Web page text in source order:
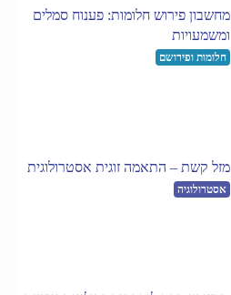
מחשבון פירוש חלומות: פענוח סמלים
ומשמעויות
חלומות ופירושם
מזל קשת – התאמה זוגית אסטרולוגית
אסטרולוגיה